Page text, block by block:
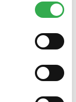
tieto